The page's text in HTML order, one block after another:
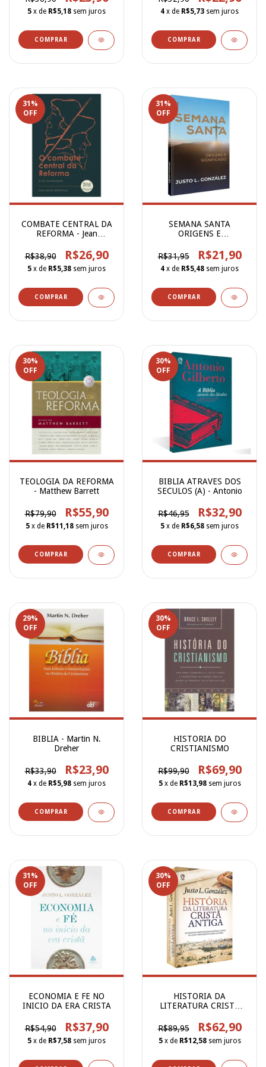
5 x de R$5,18 sem juros 4 x de R$5,73 sem juros
31 %
OFF
COMBATE CENTRAL DA
REFORMA - Jean
R$38,90
R$26,90
5 x de R$5,38 sem juros
31 %
OFF
SEMANA SANTA
ORIGENS E
R$31,95
R$21,90
4 x de R$5,48 sem juros
30%
OFF
TEOLOGIA DA REFORMA
- Matthew Barrett
R$79,90 R$55,90
5 x de R$11,18 sem juros
30%
OFF
BIBLIA ATRAVES DOS
SECULOS (A) - Antonio
R$46,95 R$32,90
5 x de R$6,58 sem juros
29%
OFF
BIBLIA - Martin N.
Dreher
R$33,90 R$23,90
4 x de R$5,98 sem juros
30%
OFF
HISTORIA DO
CRISTIANISMO
R$99,90 R$69,90
5 x de R$13,98 sem juros
31 %
OFF
ECONOMIA E FE NO
INICIO DA ERA CRISTA
R$54,90 R$37,90
5 x de R$7,58 sem juros
30%
OFF
HISTORIA DA
LITERATURA CRISTA
R$89,95
R$62,90
5 x de R$12,58 sem juros